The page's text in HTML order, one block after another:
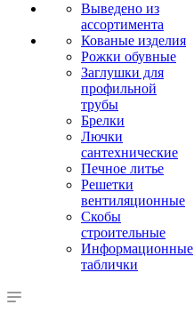
Выведено из
ассортимента
Кованые изделия
Рожки обувные
Заглушки для
профильной
трубы
Брелки
Лючки
сантехнические
Печное литье
Решетки
вентиляционные
Скобы
строительные
Информационные
таблички